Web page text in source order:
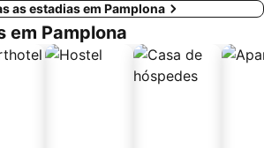
as estadias em Pamplona
em Pamplona